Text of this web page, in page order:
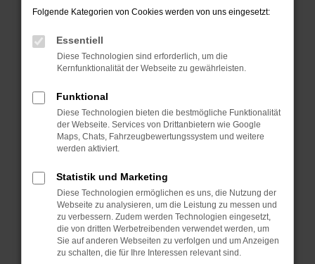
Überprüfe deine Firewall und deine
Laden andere Webseiten, zum Beispiel deine
Suchmaschine?
Prüfe deine Browsererweiterungen.
Manche Erweiterungen, wie Werbeblocker,
können das Laden bestimmter Seiten
verhindern. Funktioniert die Seite in einem
anderen Browser oder in einem privaten
Fenster?
Starte dein Gerät neu.
Das kann manchmal helfen, vorübergehende
Probleme zu beheben.
Stelle sicher, dass dein Browser und dein
Betriebssystem auf dem neuesten Stand
sind.
Folgende Kategorien von Cookies werden von uns eingesetzt:
Essentiell
Diese Technologien sind erforderlich, um die
Kernfunktionalität der Webseite zu gewährleisten.
Funktional
Diese Technologien bieten die bestmögliche Funktionalität
der Webseite. Services von Drittanbietern wie Google
Maps, Chats, Fahrzeugbewertungssystem und weitere
werden aktiviert.
Statistik und Marketing
Diese Technologien ermöglichen es uns, die Nutzung der
Webseite zu analysieren, um die Leistung zu messen und
zu verbessern. Zudem werden Technologien eingesetzt,
die von dritten Werbetreibenden verwendet werden, um
Sie auf anderen Webseiten zu verfolgen und um Anzeigen
zu schalten, die für Ihre Interessen relevant sind.